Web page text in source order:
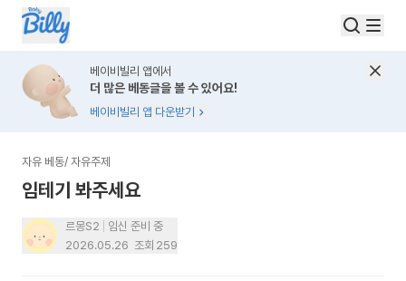
베이비빌리 앱에서
더 많은 베동글을 볼 수 있어요!
베이비빌리 앱 다운받기
자유 베동/ 자유주제
임테기 봐주세요
르몽S2
임신 준비 중
2026.05.26 조회 259